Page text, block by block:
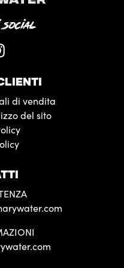
social
di vendita
del sito